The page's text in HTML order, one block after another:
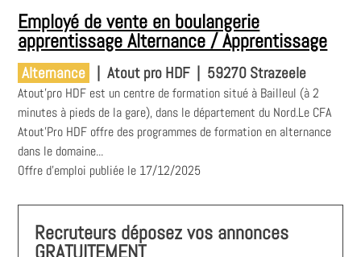
Employé de vente en boulangerie
apprentissage Alternance / Apprentissage
Alternance | Atout pro HDF | 59270 Strazeele
Atout'pro HDF est un centre de formation situé à Bailleul (à 2
minutes à pieds de la gare), dans le département du Nord.Le CFA
Atout'Pro HDF offre des programmes de formation en alternance
dans le domaine...
Offre d'emploi publiée le 17/12/2025
Recruteurs déposez vos annonces
GRATUITEMENT